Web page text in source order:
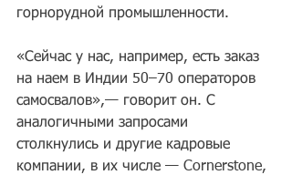
горнорудной промышленности.
«Сейчас у нас, например, есть заказ
на наем в Индии 50–70 операторов
самосвалов»,— говорит он. С
аналогичными запросами
столкнулись и другие кадровые
компании, в их числе — Cornerstone,